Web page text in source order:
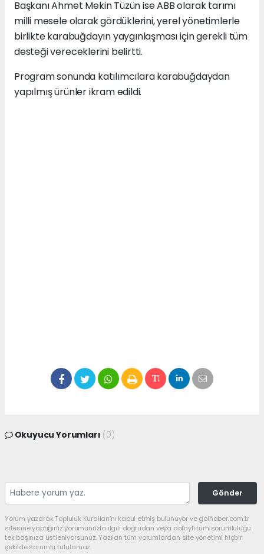
Başkanı Ahmet Mekin Tüzün ise ABB olarak tarımı
milli mesele olarak gördüklerini, yerel yönetimlerle
birlikte karabuğdayın yaygınlaşması için gerekli tüm
desteği vereceklerini belirtti.
Program sonunda katılımcılara karabuğdaydan
yapılmış ürünler ikram edildi.
Okuyucu Yorumları (0)
Gönder
Yorum yazarak Topluluk Kuralları’nı kabul etmiş bulunuyor ve golhaber.com.tr
sitesine yaptığınız yorumunuzla ilgili doğrudan veya dolaylı tüm sorumluluğu
tek başınıza üstleniyorsunuz. Yazılan tüm yorumlardan site yönetimi hiçbir
şekilde sorumlu tutulamaz.